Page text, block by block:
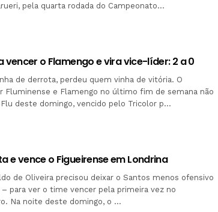
pela quarta rodada do Campeonato…
vencer o Flamengo e vira vice-líder: 2 a 0
de derrota, perdeu quem vinha de vitória. O
Fluminense e Flamengo no último fim de semana não
deste domingo, vencido pelo Tricolor p…
e vence o Figueirense em Londrina
de Oliveira precisou deixar o Santos menos ofensivo
para ver o time vencer pela primeira vez no
Na noite deste domingo, o …